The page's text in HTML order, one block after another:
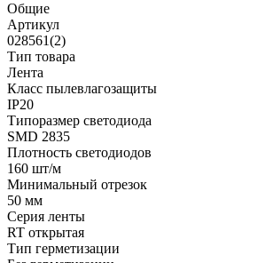
Общие
Артикул
028561(2)
Тип товара
Лента
Класс пылевлагозащиты
IP20
Типоразмер светодиода
SMD 2835
Плотность светодиодов
160 шт/м
Минимальный отрезок
50 мм
Серия ленты
RT открытая
Тип герметизации